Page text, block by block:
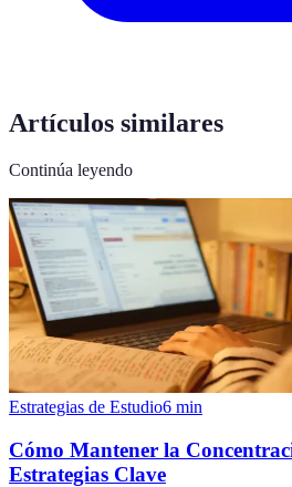
Artículos similares
Continúa leyendo
Estrategias de Estudio6 min
Cómo Mantener la
Estrategias Clave